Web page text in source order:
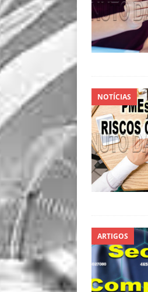
NOTÍCIAS
ARTIGOS